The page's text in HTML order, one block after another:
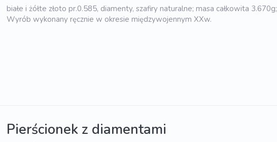
białe i żółte złoto pr.0.585, diamenty, szafiry naturalne; masa całkowita 3.670g;
Wyrób wykonany ręcznie w okresie międzywojennym XXw.
Pierścionek z diamentami